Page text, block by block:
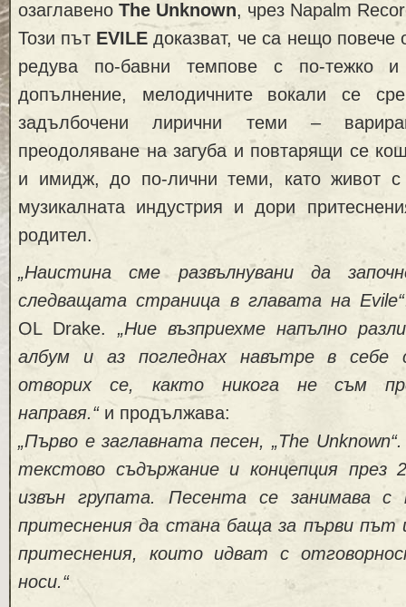
озаглавено The Unknown, чрез Napalm
Този път EVILE доказват, че са нещо повече
редува по-бавни темпове с по-тежко
допълнение, мелодичните вокали се
задълбочени лирични теми –
преодоляване на загуба и повтарящи се
и имидж, до по-лични теми, като живот
музикалната индустрия и дори
родител.
„Наистина сме развълнувани да
следващата страница в главата на Evile“
OL Drake.
„Ние възприехме напълно
албум и аз погледнах навътре в себе
отворих се, както никога не съм
направя.“ и продължава:
„Първо е заглавната песен, „The
текстово съдържание и концепция през
извън групата. Песента се занимава
притеснения да стана баща за първи път
притеснения, които идват с
носи.“